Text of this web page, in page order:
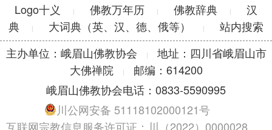
Logo十义 | 佛教万年历 | 佛教辞典 |
汉
典
| 大词典（英、汉、德、俄等） |
站内搜索
主办单位：峨眉山佛教协会
|
地址：四川省峨眉山市
大佛禅院
|
邮编：614200
峨眉山佛教协会电话：0833-5590995
川公网安备 51118102000121号
互联网宗教信息服务许可证：川（2022）0000028